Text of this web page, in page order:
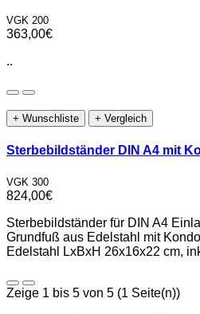
VGK 200
363,00€
..
+ Wunschliste + Vergleich
Sterbebildständer DIN A4 mit
VGK 300
824,00€
Sterbebildständer für DIN A4
Grundfuß aus Edelstahl mit
Edelstahl LxBxH 26x16x22 cm,
Zeige 1 bis 5 von 5 (1 Seite(n))